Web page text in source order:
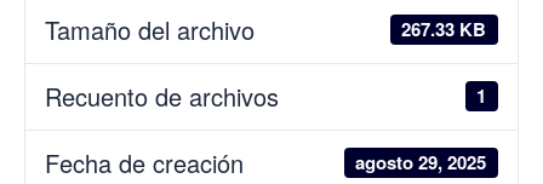
Tamaño del archivo 267.33 KB
Recuento de archivos 1
Fecha de creación agosto 29, 2025